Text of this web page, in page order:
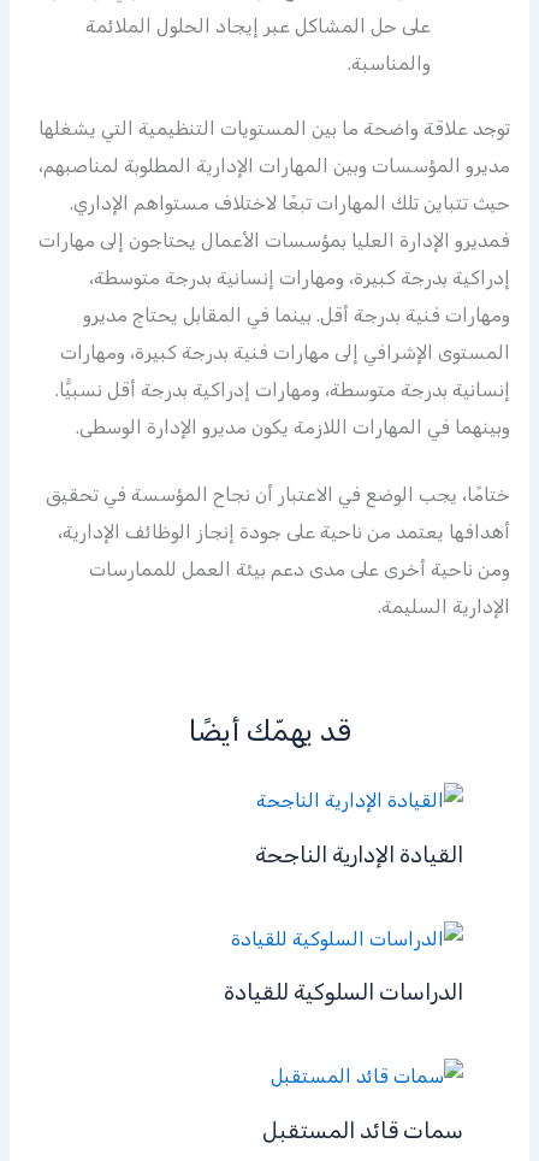
على حل المشاكل عبر إيجاد الحلول الملائمة
والمناسبة.
توجد علاقة واضحة ما بين المستويات التنظيمية التي يشغلها
مديرو المؤسسات وبين المهارات الإدارية المطلوبة لمناصبهم،
حيث تتباين تلك المهارات تبعًا لاختلاف مستواهم الإداري.
فمديرو الإدارة العليا بمؤسسات الأعمال يحتاجون إلى مهارات
إدراكية بدرجة كبيرة، ومهارات إنسانية بدرجة متوسطة،
ومهارات فنية بدرجة أقل. بينما في المقابل يحتاج مديرو
المستوى الإشرافي إلى مهارات فنية بدرجة كبيرة، ومهارات
إنسانية بدرجة متوسطة، ومهارات إدراكية بدرجة أقل نسبيًّا.
وبينهما في المهارات اللازمة يكون مديرو الإدارة الوسطى.
ختامًا، يجب الوضع في الاعتبار أن نجاح المؤسسة في تحقيق
أهدافها يعتمد من ناحية على جودة إنجاز الوظائف الإدارية،
ومن ناحية أخرى على مدى دعم بيئة العمل للممارسات
الإدارية السليمة.
قد يهمّك أيضًا
القيادة الإدارية الناجحة
الدراسات السلوكية للقيادة
سمات قائد المستقبل